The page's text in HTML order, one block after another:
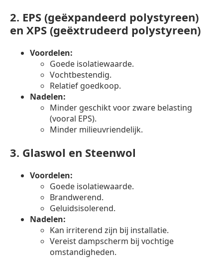
2. EPS (geëxpandeerd polystyreen)
en XPS (geëxtrudeerd polystyreen)
Voordelen:
Goede isolatiewaarde.
Vochtbestendig.
Relatief goedkoop.
Nadelen:
Minder geschikt voor zware belasting
(vooral EPS).
Minder milieuvriendelijk.
3. Glaswol en Steenwol
Voordelen:
Goede isolatiewaarde.
Brandwerend.
Geluidsisolerend.
Nadelen:
Kan irriterend zijn bij installatie.
Vereist dampscherm bij vochtige
omstandigheden.